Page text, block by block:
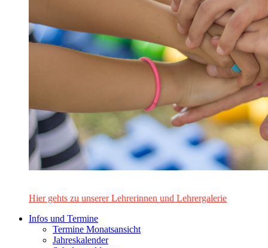
Hier gehts zu unserer Lehrerinnen und Lehrergalerie
Infos und Termine
Termine Monatsansicht
Jahreskalender